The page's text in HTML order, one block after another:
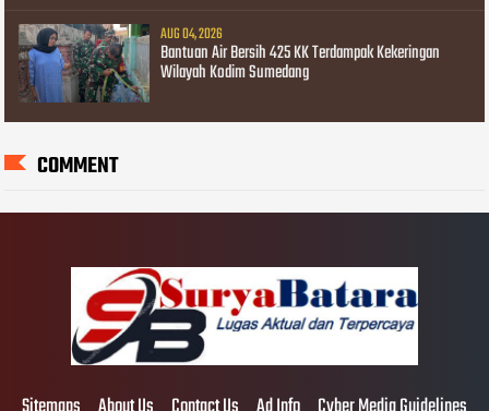
AUG 04, 2026
Bantuan Air Bersih 425 KK Terdampak Kekeringan
Wilayah Kodim Sumedang
COMMENT